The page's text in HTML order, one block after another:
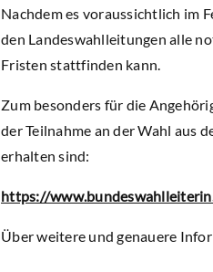
Nachdem es voraussichtlich im
den Landeswahlleitungen alle
Fristen stattfinden kann.
Zum besonders für die
der Teilnahme an der Wahl aus
erhalten sind:
https://
Über weitere und genauere